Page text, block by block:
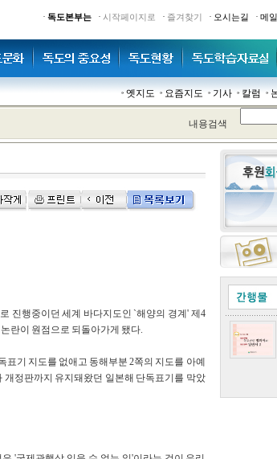
· 독도본부는 · 시작페이지로 · 즐겨찾기 · 오시는길 · 메
옛지도 요즘지도 기사 칼럼
내용검색
진행중이던 세계 바다지도인 `해양의 경계' 제4
란이 원점으로 되돌아가게 됐다.
기 지도를 없애고 동해부분 2쪽의 지도를 아예
정판까지 유지돼왔던 일본해 단독표기를 막았